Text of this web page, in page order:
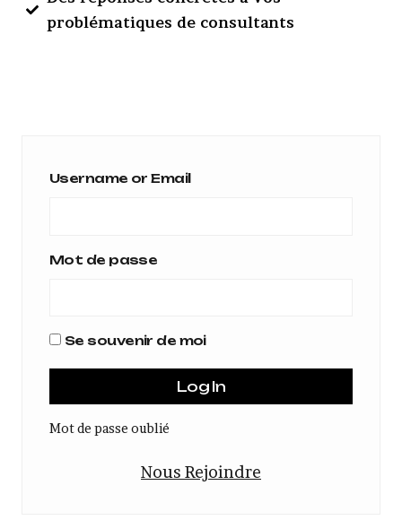
problématiques de consultants
Username or Email
Mot de passe
Se souvenir de moi
Mot de passe oublié
Nous Rejoindre